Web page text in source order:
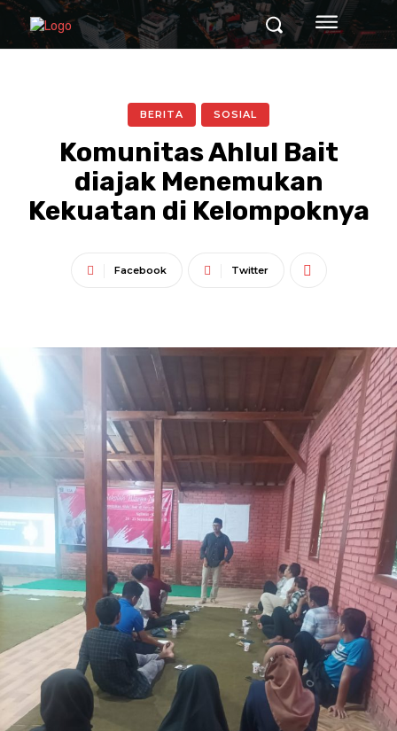
BERITA SOSIAL
Komunitas Ahlul Bait
diajak Menemukan
Kekuatan di Kelompoknya
Facebook Twitter